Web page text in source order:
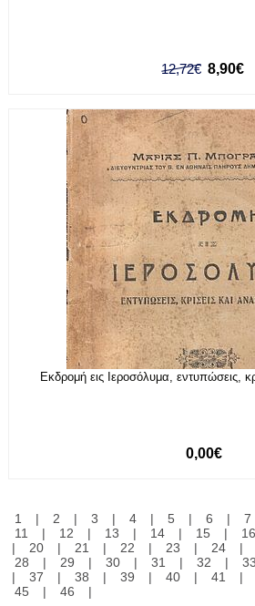
12,72€ 8,90€
Εκδρομή εις Ιεροσόλυμα, εντυπώσεις,
0,00€
1 | 2 | 3 | 4 | 5 | 6 | 7
11
| 12 | 13 | 14 | 15 | 16
|
20 | 21 | 22 | 23 | 24 |
28
| 29 | 30 | 31 | 32 | 33
|
37 | 38 | 39 | 40 | 41 |
45
| 46 |